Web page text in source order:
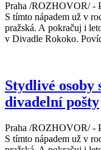
Praha /ROZHOVOR/ -
S tímto nápadem už v
pražská. A pokračuj i
v Divadle Rokoko.
Stydlivé osoby
divadelní pošty
Praha /ROZHOVOR/ -
S tímto nápadem už v